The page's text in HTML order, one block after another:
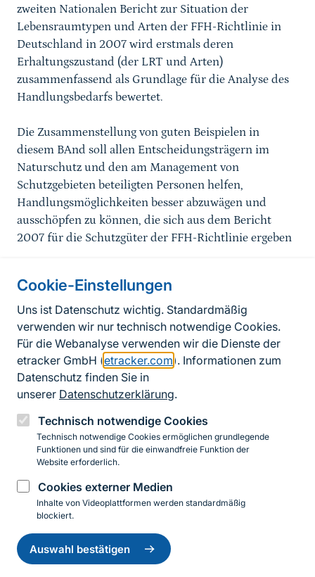
Cookie-Einstellungen
Uns ist Datenschutz wichtig. Standardmäßig
verwenden wir nur technisch notwendige Cookies.
Für die Webanalyse verwenden wir die Dienste der
etracker GmbH (etracker.com ). Informationen zum
Datenschutz finden Sie in
unserer Datenschutzerklärung.
Technisch notwendige Cookies
Technisch notwendige Cookies ermöglichen grundlegende
Funktionen und sind für die einwandfreie Funktion der
Website erforderlich.
Cookies externer Medien
Inhalte von Videoplattformen werden standardmäßig
blockiert.
Auswahl bestätigen
Einwilligung
zurückziehen
zweiten Nationalen Bericht zur Situation der
Lebensraumtypen und Arten der FFH-Richtlinie in
Deutschland in 2007 wird erstmals deren
Erhaltungszustand (der LRT und Arten)
zusammenfassend als Grundlage für die Analyse des
Handlungsbedarfs bewertet.
Die Zusammenstellung von guten Beispielen in
diesem BAnd soll allen Entscheidungsträgern im
Naturschutz und den am Management von
Schutzgebieten beteiligten Personen helfen,
Handlungsmöglichkeiten besser abzuwägen und
ausschöpfen zu können, die sich aus dem Bericht
2007 für die Schutzgüter der FFH-Richtlinie ergeben
Informationen zur Seite
FußzeileKontakt zum BfN
Kontaktformular
Erklärung zur Barrierefreiheit
Impressum
Datenschutz
InstagramFacebookYouTubeLinkedIn
© 2026 Bundesamt für Naturschutz